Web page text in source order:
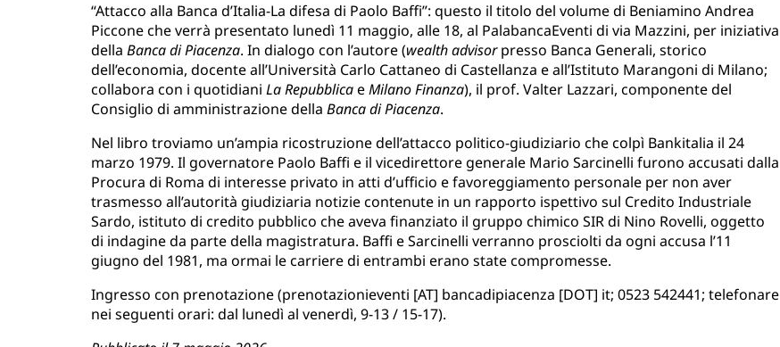
“Attacco alla Banca d’Italia-La difesa di Paolo Baffi”: questo il titolo del volume di Beniamino Andrea
Piccone che verrà presentato lunedì 11 maggio, alle 18, al PalabancaEventi di via Mazzini, per iniziativa
della Banca di Piacenza. In dialogo con l’autore (wealth advisorpresso Banca Generali, storico
dell’economia, docente all’Università Carlo Cattaneo di Castellanza e all’Istituto Marangoni di Milano;
collabora con i quotidiani La RepubblicaeMilano Finanza), il prof. Valter Lazzari, componente del
Consiglio di amministrazione della Banca di Piacenza.
Nel libro troviamo un’ampia ricostruzione dell’attacco politico-giudiziario che colpì Bankitalia il 24
marzo 1979. Il governatore Paolo Baffi e il vicedirettore generale Mario Sarcinelli furono accusati dalla
Procura di Roma di interesse privato in atti d’ufficio e favoreggiamento personale per non aver
trasmesso all’autorità giudiziaria notizie contenute in un rapporto ispettivo sul Credito Industriale
Sardo, istituto di credito pubblico che aveva finanziato il gruppo chimico SIR di Nino Rovelli, oggetto
di indagine da parte della magistratura. Baffi e Sarcinelli verranno prosciolti da ogni accusa l’11
giugno del 1981, ma ormai le carriere di entrambi erano state compromesse.
Ingresso con prenotazione (prenotazionieventi [AT] bancadipiacenza [DOT] it; 0523 542441; telefonare
nei seguenti orari: dal lunedì al venerdì, 9-13 / 15-17).